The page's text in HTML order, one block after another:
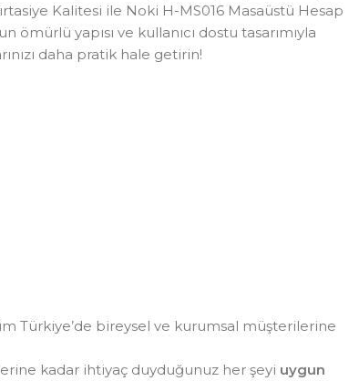
Kalitesi ile Noki H-MS016 Masaüstü Hesap
yapısı ve kullanıcı dostu tasarımıyla
daha pratik hale getirin!
Türkiye’de bireysel ve kurumsal müşterilerine
kadar ihtiyaç duyduğunuz her şeyi uygun